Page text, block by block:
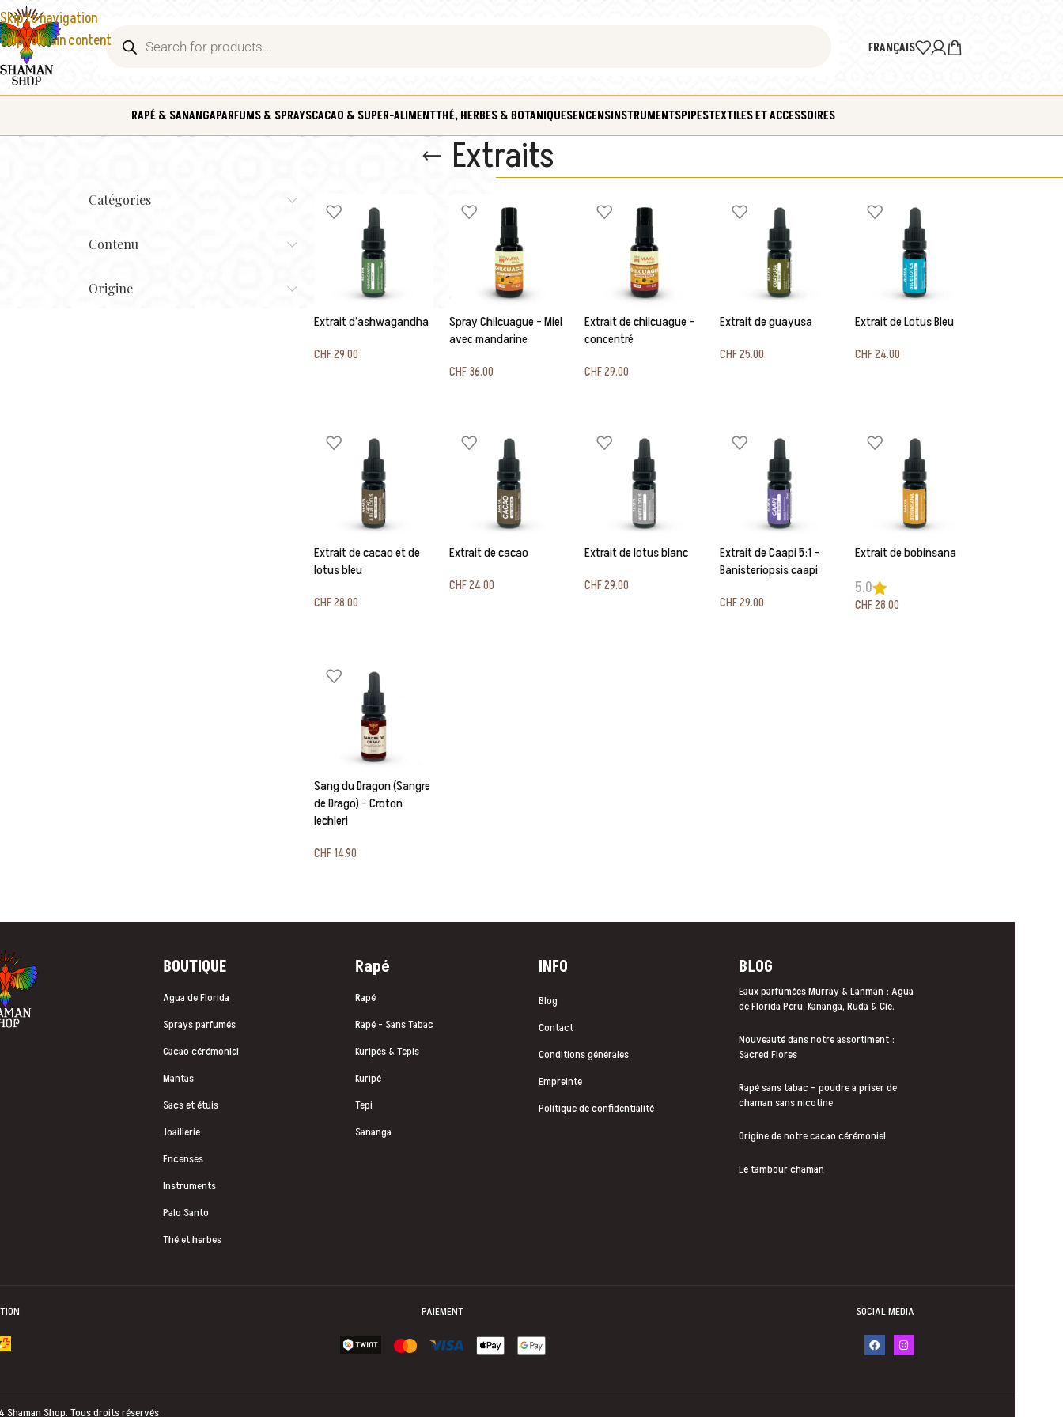
Skip to navigation
Skip to main content
FRANÇAIS
RAPÉ & SANANGAPARFUMS & SPRAYSCACAO & SUPER-ALIMENTTHÉ, HERBES & BOTANIQUESENCENSINSTRUMENTSPIPESTEXTILES ET ACCESSOIRES
Extraits
Catégories
Contenu
Origine
Extrait d’ashwagandha
CHF29.00
Spray Chilcuague – Miel
avec mandarine
CHF36.00
Extrait de chilcuague –
concentré
CHF29.00
Extrait de guayusa
CHF25.00
Extrait de Lotus Bleu
CHF24.00
Extrait de cacao et de
lotus bleu
CHF28.00
Extrait de cacao
CHF24.00
Extrait de lotus blanc
CHF29.00
Extrait de Caapi 5:1 –
Banisteriopsis caapi
CHF29.00
Extrait de bobinsana
5.0
CHF28.00
Sang du Dragon (Sangre
de Drago) – Croton
lechleri
CHF14.90
BOUTIQUE
Agua de Florida
Sprays parfumés
Cacao cérémoniel
Mantas
Sacs et étuis
Joaillerie
Encenses
Instruments
Palo Santo
Thé et herbes
Rapé
Rapé
Rapé - Sans Tabac
Kuripés & Tepis
Kuripé
Tepi
Sananga
INFO
Blog
Contact
Conditions générales
Empreinte
Politique de confidentialité
BLOG
Eaux parfumées Murray & Lanman : Agua
de Florida Peru, Kananga, Ruda & Cie.
Nouveauté dans notre assortiment :
Sacred Flores
Rapé sans tabac – poudre à priser de
chaman sans nicotine
Origine de notre cacao cérémoniel
Le tambour chaman
PAIEMENT SOCIAL MEDIA
Shaman Shop. Tous droits réservés